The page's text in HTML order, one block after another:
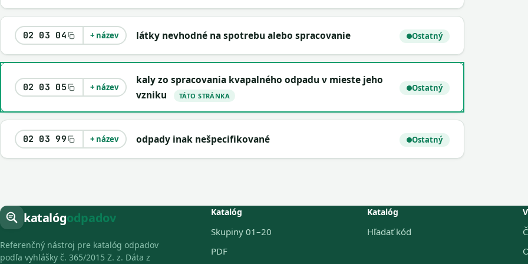
02 03 04 + název látky nevhodné na spotrebu alebo spracovanie Ostatný
02 03 05 + název
kaly zo spracovania kvapalného odpadu v mieste jeho
vzniku
TÁTO STRÁNKA
Ostatný
02 03 99 + název odpady inak nešpecifikované Ostatný
katalógodpadov
Referenčný nástroj pre katalóg odpadov
podľa vyhlášky č. 365/2015 Z. z. Dáta z
Katalóg
Skupiny 01–20
PDF
Katalóg
Hľadať kód